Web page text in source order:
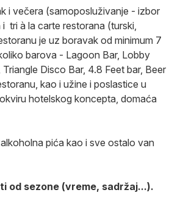
i večera (samoposluživanje - izbor
tri à la carte restorana (turski,
je uz boravak od minimum 7
barova - Lagoon Bar, Lobby
Disco Bar, 4.8 Feet bar, Beer
kao i užine i poslastice u
hotelskog koncepta, domaća
pića kao i sve ostalo van
od sezone (vreme, sadržaj...).